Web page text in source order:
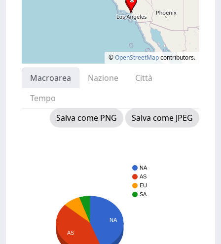
©OpenStreetMapcontributors.
Macroarea Nazione
Città
Tempo
Salva come PNG
Salva come JPEG
NA
AS
EU
SA
NA
AS